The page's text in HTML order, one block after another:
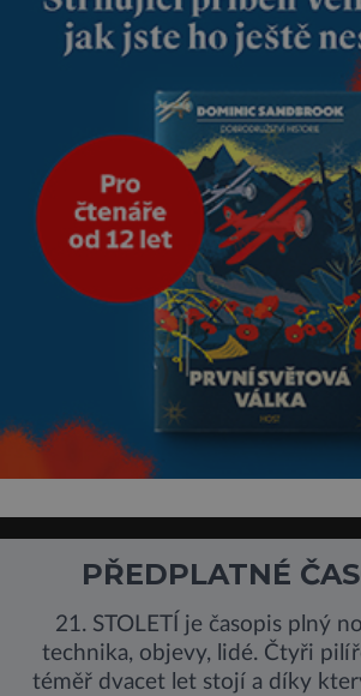
že jsou
nesmírně
přičítají
Sucho,
extrémně
PŘEDPLATNÉ
21. STOLETÍ je časopis plný
technika, objevy, lidé. Čtyři
téměř dvacet let stojí a díky